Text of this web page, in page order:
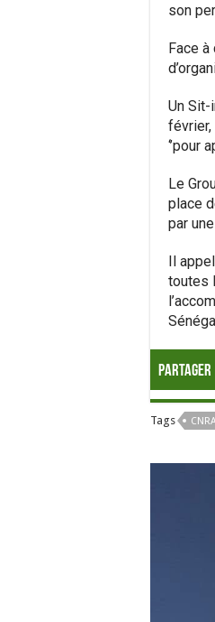
son
Face à
Un Sit-
février,
‘’pour
Le
place
par
Il
toutes
Partager
Tags